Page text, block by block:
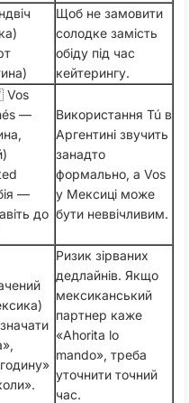
Щоб не замовити
солодке замість
обіду під час
кейтерингу.
—
—
до
Використання Tú в
Аргентині звучить
занадто
формально, а Vos
у Мексиці може
бути неввічливим.
Ризик зірваних
дедлайнів. Якщо
мексиканський
партнер каже
«Ahorita lo
mando», треба
уточнити точний
час.